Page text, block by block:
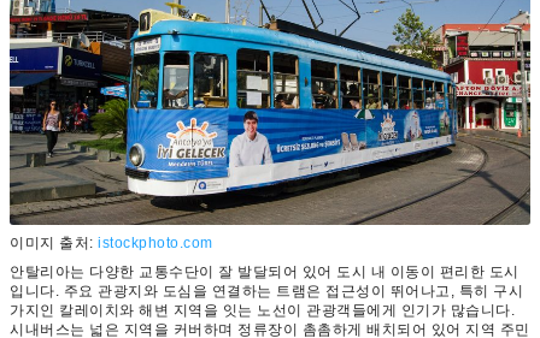
이미지 출처: istockphoto.com
안탈리아는 다양한 교통수단이 잘 발달되어 있어 도시 내 이동이 편리한 도시
입니다. 주요 관광지와 도심을 연결하는 트램은 접근성이 뛰어나고, 특히 구시
가지인 칼레이치와 해변 지역을 잇는 노선이 관광객들에게 인기가 많습니다.
시내버스는 넓은 지역을 커버하며 정류장이 촘촘하게 배치되어 있어 지역 주민